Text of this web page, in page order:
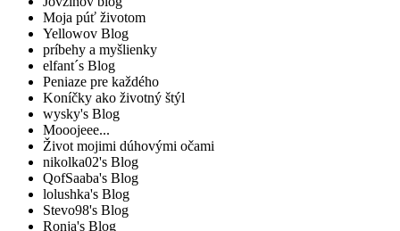
Moja púť životom
Yellowov Blog
príbehy a myšlienky
elfant´s Blog
Peniaze pre každého
Koníčky ako životný štýl
wysky's Blog
Mooojeee...
Život mojimi dúhovými očami
nikolka02's Blog
QofSaaba's Blog
lolushka's Blog
Stevo98's Blog
Ronja's Blog